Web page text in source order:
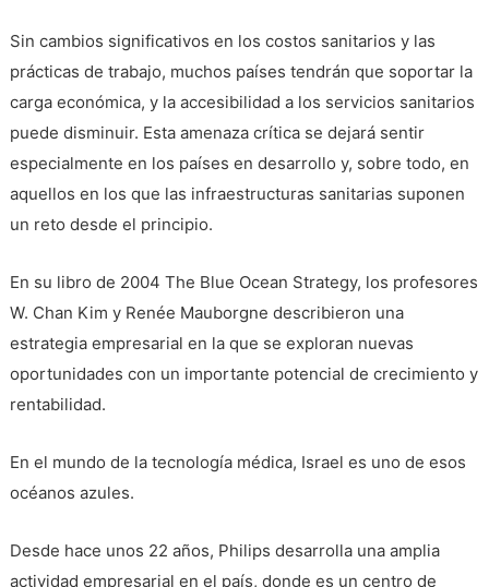
Sin cambios significativos en los costos sanitarios y las
prácticas de trabajo, muchos países tendrán que soportar la
carga económica, y la accesibilidad a los servicios sanitarios
puede disminuir. Esta amenaza crítica se dejará sentir
especialmente en los países en desarrollo y, sobre todo, en
aquellos en los que las infraestructuras sanitarias suponen
un reto desde el principio.
En su libro de 2004 The Blue Ocean Strategy, los profesores
W. Chan Kim y Renée Mauborgne describieron una
estrategia empresarial en la que se exploran nuevas
oportunidades con un importante potencial de crecimiento y
rentabilidad.
En el mundo de la tecnología médica, Israel es uno de esos
océanos azules.
Desde hace unos 22 años, Philips desarrolla una amplia
actividad empresarial en el país, donde es un centro de